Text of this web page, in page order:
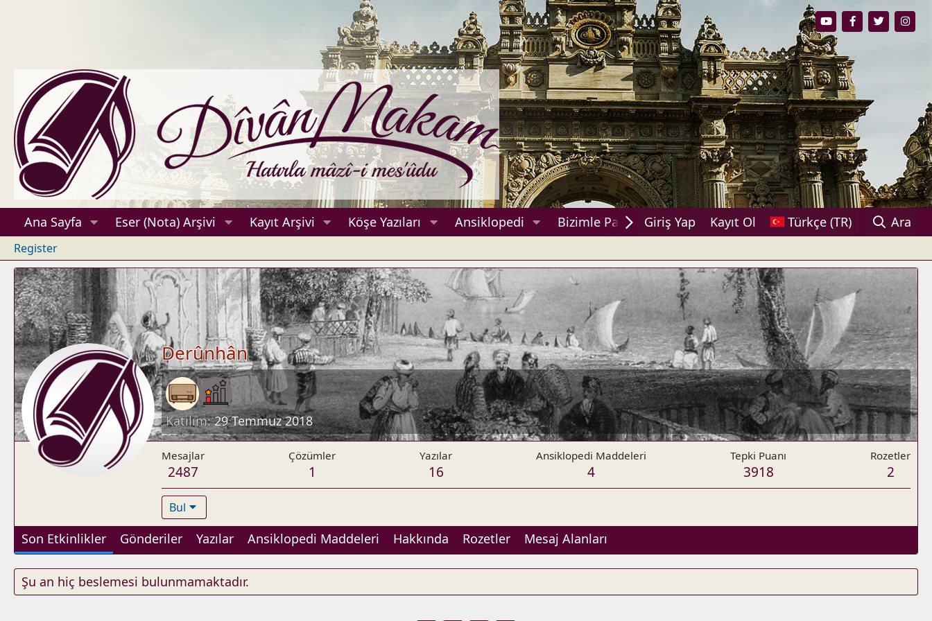
Ana Sayfa Eser (Nota) Arşivi Kayıt Arşivi Köşe Yazıları Ansiklopedi Bizimle Paylaşın!Giriş Yap Kayıt Ol Türkçe (TR) Ara
Register
Derûnhân
Katılım 29 Temmuz 2018
Mesajlar
2487
Çözümler
1
Yazılar
16
Ansiklopedi Maddeleri
4
Tepki Puanı
3918
Rozetler
2
Bul
Son Etkinlikler Gönderiler Yazılar Ansiklopedi Maddeleri Hakkında Rozetler Mesaj Alanları
Şu an hiç beslemesi bulunmamaktadır.